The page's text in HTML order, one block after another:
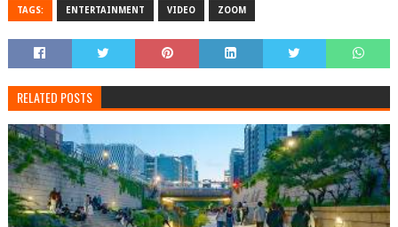
TAGS: ENTERTAINMENT VIDEO ZOOM
RELATED POSTS